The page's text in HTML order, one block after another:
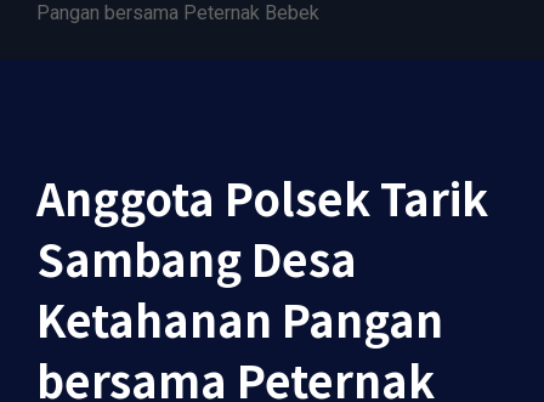
Pangan bersama Peternak Bebek
Anggota Polsek Tarik
Sambang Desa
Ketahanan Pangan
bersama Peternak